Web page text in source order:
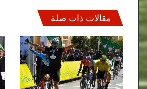
مقالات ذات صلة